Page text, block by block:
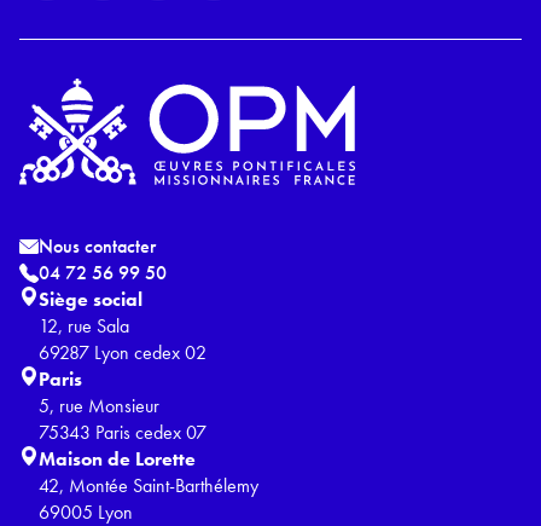
Nous contacter
04 72 56 99 50
Siège social
12, rue Sala
69287 Lyon cedex 02
Paris
5, rue Monsieur
75343 Paris cedex 07
Maison de Lorette
42, Montée Saint-Barthélemy
69005 Lyon